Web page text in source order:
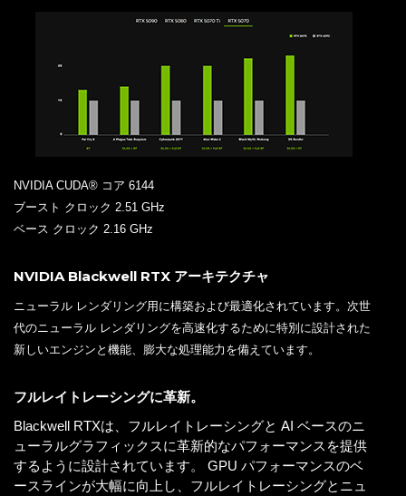
NVIDIA CUDA® コア 6144
ブースト クロック 2.51 GHz
ベース クロック 2.16 GHz
NVIDIA Blackwell RTX アーキテクチャ
ニューラル レンダリング用に構築および最適化されています。次世
代のニューラル レンダリングを高速化するために特別に設計された
新しいエンジンと機能、膨大な処理能力を備えています。
フルレイトレーシングに革新。
Blackwell RTXは、フルレイトレーシングと AI ベースのニ
ューラルグラフィックスに革新的なパフォーマンスを提供
するように設計されています。 GPU パフォーマンスのベ
ースラインが大幅に向上し、フルレイトレーシングとニュ